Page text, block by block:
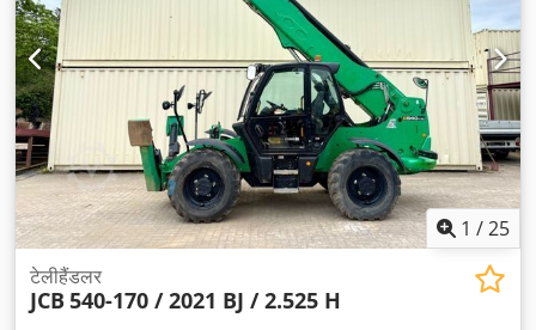
1 /25
टेलीहैंडलर
JCB 540-170 / 2021 BJ / 2.525 H